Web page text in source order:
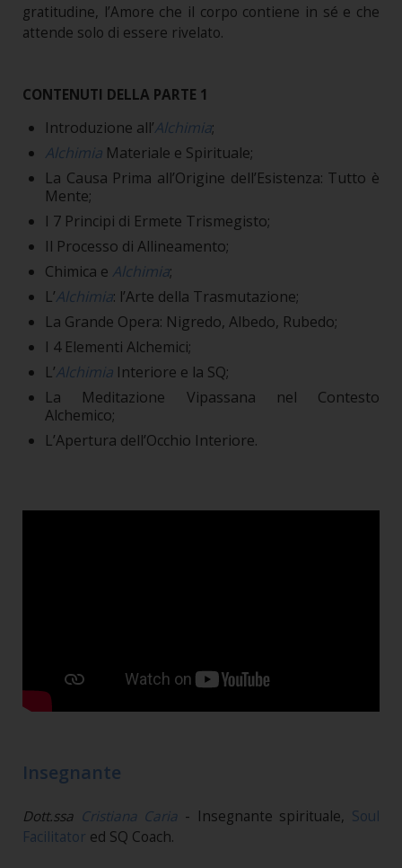
gratitudine, l’Amore che il corpo contiene in sé e che
attende solo di essere rivelato.
CONTENUTI DELLA PARTE 1
Introduzione all’Alchimia;
Alchimia Materiale e Spirituale;
La Causa Prima all’Origine dell’Esistenza: Tutto è
Mente;
I 7 Principi di Ermete Trismegisto;
Il Processo di Allineamento;
Chimica e Alchimia;
L’Alchimia: l’Arte della Trasmutazione;
La Grande Opera: Nigredo, Albedo, Rubedo;
I 4 Elementi Alchemici;
L’Alchimia Interiore e la SQ;
La Meditazione Vipassana nel Contesto
Alchemico;
L’Apertura dell’Occhio Interiore.
Insegnante
Dott.ssa Cristiana Caria - Insegnante spirituale, Soul
Facilitator ed SQ Coach.